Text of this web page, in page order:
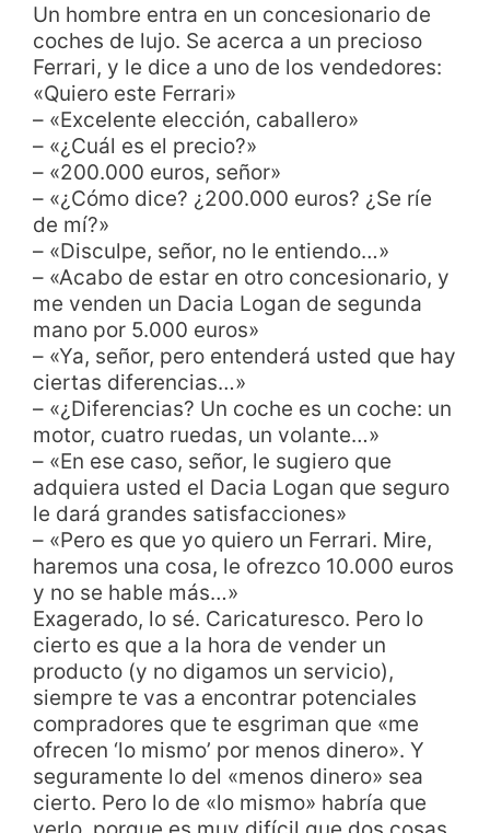
Un hombre entra en un concesionario de
coches de lujo. Se acerca a un precioso
Ferrari, y le dice a uno de los vendedores:
«Quiero este Ferrari»
– «Excelente elección, caballero»
– «¿Cuál es el precio?»
– «200.000 euros, señor»
– «¿Cómo dice? ¿200.000 euros? ¿Se ríe
de mí?»
– «Disculpe, señor, no le entiendo…»
– «Acabo de estar en otro concesionario, y
me venden un Dacia Logan de segunda
mano por 5.000 euros»
– «Ya, señor, pero entenderá usted que hay
ciertas diferencias…»
– «¿Diferencias? Un coche es un coche: un
motor, cuatro ruedas, un volante…»
– «En ese caso, señor, le sugiero que
adquiera usted el Dacia Logan que seguro
le dará grandes satisfacciones»
– «Pero es que yo quiero un Ferrari. Mire,
haremos una cosa, le ofrezco 10.000 euros
y no se hable más…»
Exagerado, lo sé. Caricaturesco. Pero lo
cierto es que a la hora de vender un
producto (y no digamos un servicio),
siempre te vas a encontrar potenciales
compradores que te esgriman que «me
ofrecen ‘lo mismo’ por menos dinero». Y
seguramente lo del «menos dinero» sea
cierto. Pero lo de «lo mismo» habría que